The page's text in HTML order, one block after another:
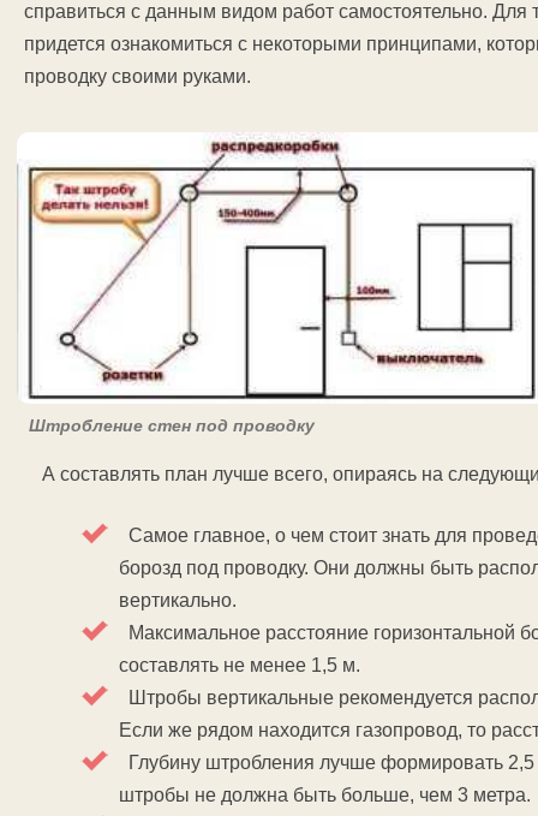
справиться с данным видом работ самостоятельно. Для
придется ознакомиться с некоторыми принципами,
проводку своими руками.
Штробление стен под проводку
А составлять план лучше всего, опираясь на
Самое главное, о чем стоит знать для
борозд под проводку. Они должны быть
вертикально.
Максимальное расстояние горизонтальной
составлять не менее 1,5 м.
Штробы вертикальные рекомендуется
Если же рядом находится газопровод, то
Глубину штробления лучше формировать
штробы не должна быть больше, чем 3 метра.